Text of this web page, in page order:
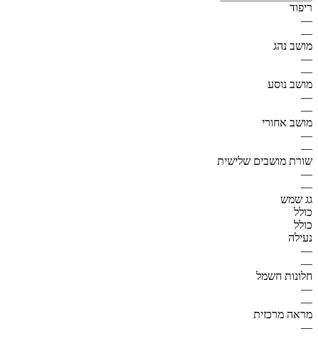
ריפוד
—
—
מושב נהג
—
—
מושב נוסע
—
—
מושב אחורי
—
—
שורת מושבים שלישית
—
—
גג שמש
כולל
כולל
נעילה
—
—
חלונות חשמל
—
—
מראה מרכזית
—